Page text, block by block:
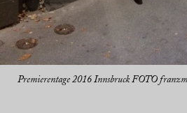
Premierentage 2016 Innsbruck FOTO